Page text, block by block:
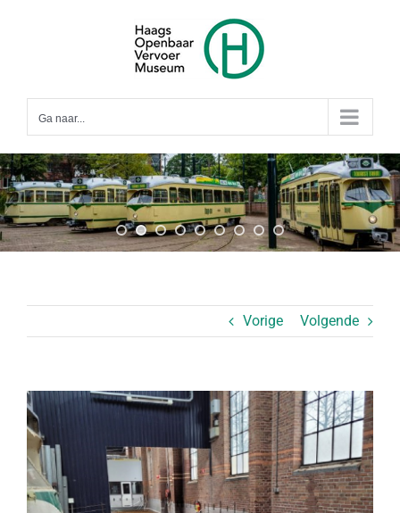
Ga naar...
Vorige Volgende
Bekijk
grotere
afbeelding